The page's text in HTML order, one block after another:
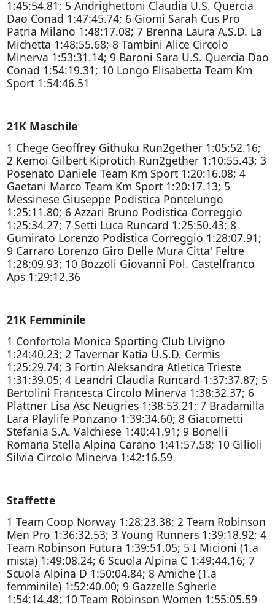
1:45:54.81; 5 Andrighettoni Claudia U.S. Quercia
Dao Conad 1:47:45.74; 6 Giomi Sarah Cus Pro
Patria Milano 1:48:17.08; 7 Brenna Laura A.S.D. La
Michetta 1:48:55.68; 8 Tambini Alice Circolo
Minerva 1:53:31.14; 9 Baroni Sara U.S. Quercia Dao
Conad 1:54:19.31; 10 Longo Elisabetta Team Km
Sport 1:54:46.51
21K Maschile
1 Chege Geoffrey Githuku Run2gether 1:05:52.16;
2 Kemoi Gilbert Kiprotich Run2gether 1:10:55.43; 3
Posenato Daniele Team Km Sport 1:20:16.08; 4
Gaetani Marco Team Km Sport 1:20:17.13; 5
Messinese Giuseppe Podistica Pontelungo
1:25:11.80; 6 Azzari Bruno Podistica Correggio
1:25:34.27; 7 Setti Luca Runcard 1:25:50.43; 8
Gumirato Lorenzo Podistica Correggio 1:28:07.91;
9 Carraro Lorenzo Giro Delle Mura Citta' Feltre
1:28:09.93; 10 Bozzoli Giovanni Pol. Castelfranco
Aps 1:29:12.36
21K Femminile
1 Confortola Monica Sporting Club Livigno
1:24:40.23; 2 Tavernar Katia U.S.D. Cermis
1:25:29.74; 3 Fortin Aleksandra Atletica Trieste
1:31:39.05; 4 Leandri Claudia Runcard 1:37:37.87; 5
Bertolini Francesca Circolo Minerva 1:38:32.37; 6
Plattner Lisa Asc Neugries 1:38:53.21; 7 Bradamilla
Lara Playlife Ponzano 1:39:34.60; 8 Giacometti
Stefania S.A. Valchiese 1:40:41.91; 9 Bonelli
Romana Stella Alpina Carano 1:41:57.58; 10 Gilioli
Silvia Circolo Minerva 1:42:16.59
Staffette
1 Team Coop Norway 1:28:23.38; 2 Team Robinson
Men Pro 1:36:32.53; 3 Young Runners 1:39:18.92; 4
Team Robinson Futura 1:39:51.05; 5 I Micioni (1.a
mista) 1:49:08.24; 6 Scuola Alpina C 1:49:44.16; 7
Scuola Alpina D 1:50:04.84; 8 Amiche (1.a
femminile) 1:52:40.00; 9 Gazzelle Sgherle
1:54:14.48; 10 Team Robinson Women 1:55:05.59